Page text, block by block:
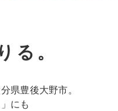
る。
県豊後大野市。
にも